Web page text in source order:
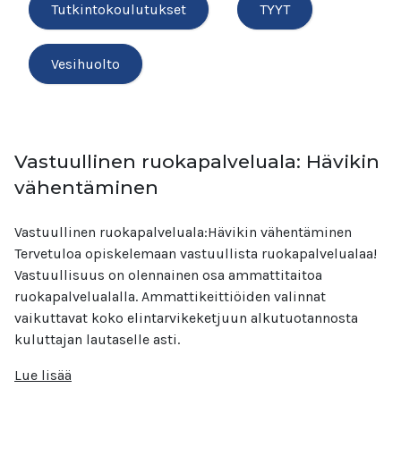
Tutkintokoulutukset TYYT
Vesihuolto
Vastuullinen ruokapalveluala: Hävikin
vähentäminen
Vastuullinen ruokapalveluala:Hävikin vähentäminen
Tervetuloa opiskelemaan vastuullista ruokapalvelualaa!
Vastuullisuus on olennainen osa ammattitaitoa
ruokapalvelualalla. Ammattikeittiöiden valinnat
vaikuttavat koko elintarvikeketjuun alkutuotannosta
kuluttajan lautaselle asti.
Lue lisää